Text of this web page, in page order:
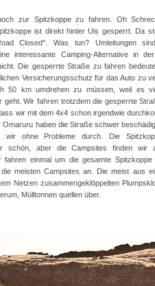
zur Spitzkoppe zu fahren. Oh
ist direkt hinter Uis gesperrt. Da
Closed". Was tun? Umleitungen
interessante Camping-Alternative in
Die gesperrte Straße zu fahren
Versicherungsschutz für das Auto zu
50 km umdrehen zu müssen, weil es
geht. Wir fahren trotzdem die gesperrte
wir mit dem 4x4 schon irgendwie
Omaruru haben die Straße schwer
wir ohne Probleme durch. Die
schön, aber die Campsites finden wir
fahren einmal um die gesamte Spitzkoppe
meisten Campsites an. Die meist aus
Netzen zusammengeklöppelten
Mülltonnen quellen über.